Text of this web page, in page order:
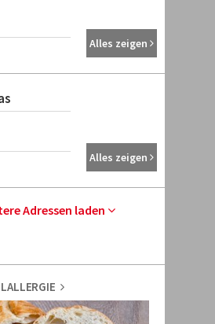
Alles zeigen
Alles zeigen
Adressen laden